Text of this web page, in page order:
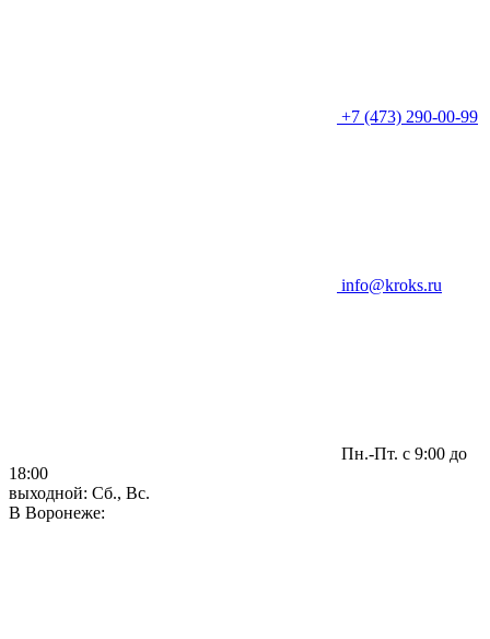
+7 (473) 290-00-99
info@kroks.ru
Пн.-Пт. с 9:00 до
18:00
выходной: Сб., Вс.
В Воронеже: